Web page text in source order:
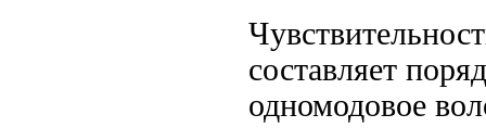
составляет
одномодовое